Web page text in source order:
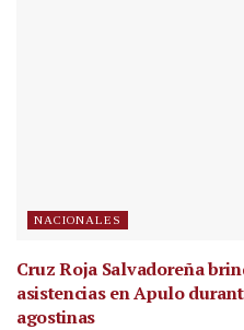
NACIONALES
Cruz Roja Salvadoreña
asistencias en Apulo
agostinas